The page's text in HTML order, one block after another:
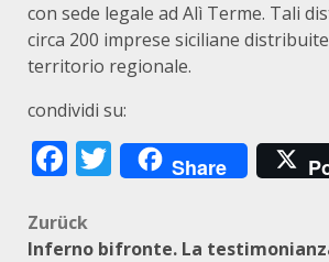
con sede legale ad Alì Terme. Tali
circa 200 imprese siciliane
territorio regionale.
condividi su:
Facebook
Twitter
Share
Beitragsnavigation
Zurück
Inferno bifronte. La